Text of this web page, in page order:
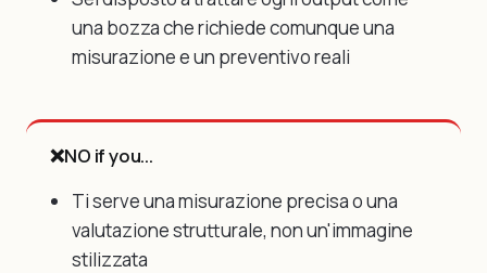
una bozza che richiede comunque una
misurazione e un preventivo reali
❌NO if you...
Ti serve una misurazione precisa o una
valutazione strutturale, non un'immagine
stilizzata